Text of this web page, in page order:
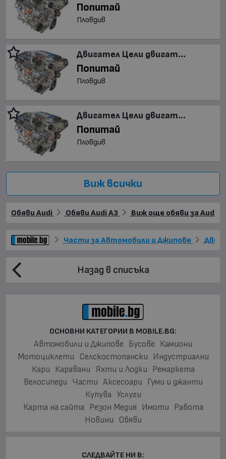
Попитай
Пловдив
Двигател Цели двигат...
Попитай
Пловдив
Двигател Цели двигат...
Попитай
Пловдив
Виж всички
Обяви Audi Обяви Audi A3 Виж още обяви за Audi
Части за Автомобили и Джипове
Назад в списъка
ОСНОВНИ КАТЕГОРИИ В MOBILE.BG:
Автомобили и Джипове Бусове Камиони
Мотоциклети Селскостопански Индустриални
Кари Каравани Яхти и Лодки Ремаркета
Велосипеди Части Аксесоари Гуми и джанти
Купува Услуги
Карта на сайта Резон Медия Имоти Работа
Новини Обяви
СЛЕДВАЙТЕ НИ В: